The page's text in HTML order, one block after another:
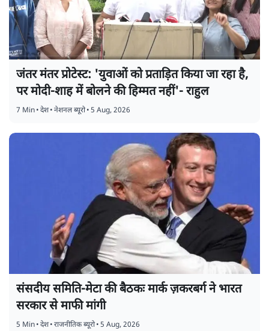
जंतर मंतर प्रोटेस्ट: 'युवाओं को प्रताड़ित किया जा रहा है,
पर मोदी-शाह में बोलने की हिम्मत नहीं'- राहुल
7 Min•देश•नेशनल ब्यूरो•5 Aug, 2026
संसदीय समिति-मेटा की बैठकः मार्क ज़करबर्ग ने भारत
सरकार से माफी मांगी
5 Min•देश•राजनीतिक ब्यूरो•5 Aug, 2026